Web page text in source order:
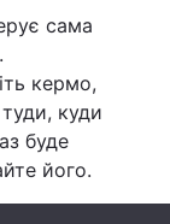
сама
кермо,
куди
буде
його.